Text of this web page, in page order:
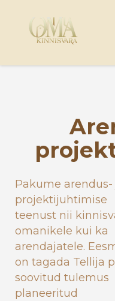
Pakume arendus-
projektijuhtimise
teenust nii
omanikele kui ka
arendajatele.
on tagada Tellija
soovitud tulemus
planeeritud